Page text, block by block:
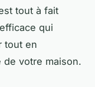
tout à fait
qui
tout en
votre maison.